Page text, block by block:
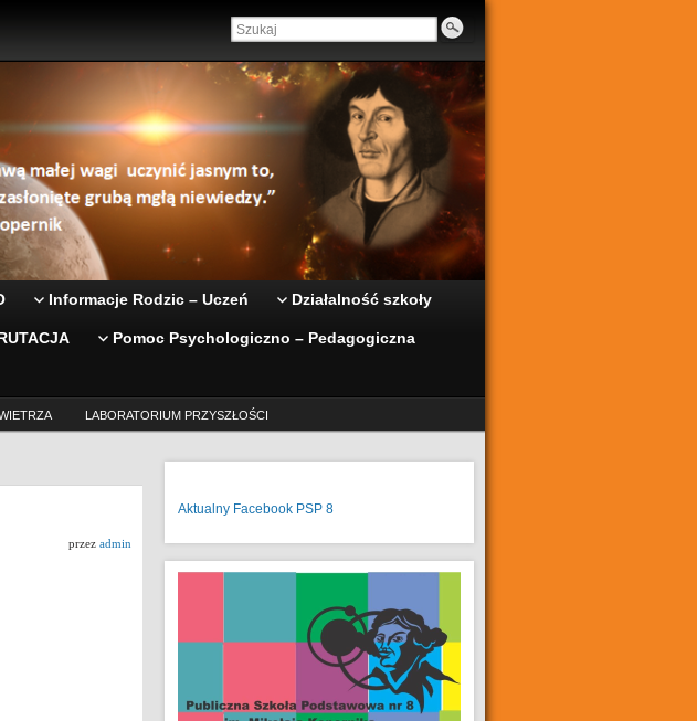
Informacje Rodzic – Uczeń Działalność szkoły
Pomoc Psychologiczno – Pedagogiczna
LABORATORIUM PRZYSZŁOŚCI
przez admin
Aktualny Facebook PSP 8